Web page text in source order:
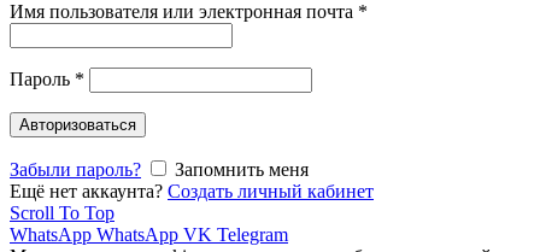
Имя пользователя или электронная почта *
Пароль *
Авторизоваться
Забыли пароль?
Запомнить меня
Ещё нет аккаунта? Создать личный кабинет
Scroll To Top
WhatsApp WhatsApp VK Telegram